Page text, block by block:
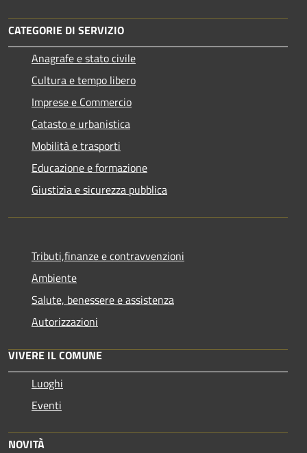
CATEGORIE DI SERVIZIO
Anagrafe e stato civile
Cultura e tempo libero
Imprese e Commercio
Catasto e urbanistica
Mobilità e trasporti
Educazione e formazione
Giustizia e sicurezza pubblica
Tributi,finanze e contravvenzioni
Ambiente
Salute, benessere e assistenza
Autorizzazioni
VIVERE IL COMUNE
Luoghi
Eventi
NOVITÀ